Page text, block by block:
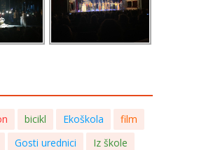
bicikl Ekoškola
film
Gosti urednici
Iz škole